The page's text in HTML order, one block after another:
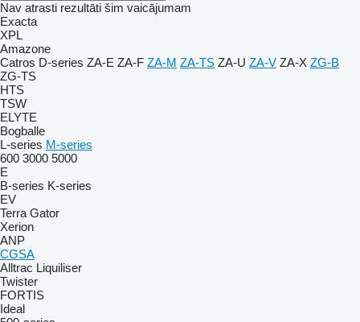
Nav atrasti rezultāti šim vaicājumam
Exacta
XPL
Amazone
Catros D-series ZA-E ZA-F ZA-M ZA-TS ZA-U ZA-V ZA-X ZG-B
ZG-TS
HTS
TSW
ELYTE
Bogballe
L-series M-series
600 3000 5000
E
B-series K-series
EV
Terra Gator
Xerion
ANP
CGSA
Alltrac Liquiliser
Twister
FORTIS
Ideal